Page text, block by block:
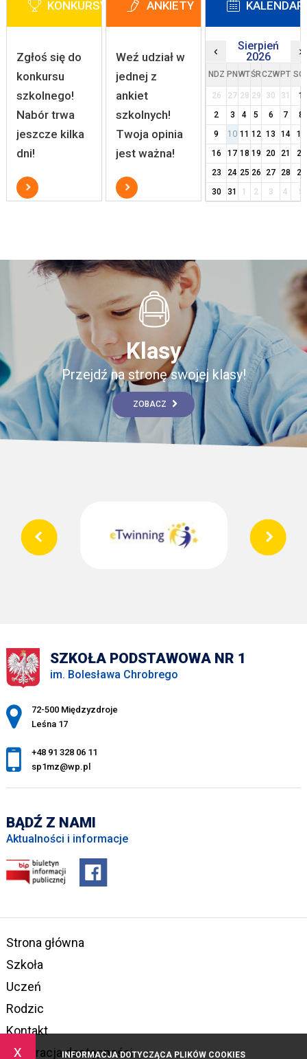
x INFORMACJA DOTYCZĄCA PLIKÓW COOKIES
KONKURSY
Zgłoś się do
konkursu
szkolnego!
Nabór trwa
jeszcze kilka
dni!
ANKIETY
Weź udział w
jednej z
ankiet
szkolnych!
Twoja opinia
jest ważna!
‹
Sierpień
2026
›
NDZ PN WTŚRCZW PT
26 27 28 29 30 31
1
2
3 4 5 6 7
8
9
10 11 12 13 14
15
16
17 18 19 20 21
22
23
24 25 26 27 28
29
30
31 1 2 3 4 5
Klasy
Przejdź na stronę swojej klasy!
ZOBACZ
SZKOŁA PODSTAWOWA NR 1
im. Bolesława Chrobrego
Adres pocztowy:
72-500 Międzyzdroje
Leśna 17
+48 91 328 06 11
sp1mz@wp.pl
BĄDŹ Z NAMI
Aktualności i informacje
Strona główna
Szkoła
Uczeń
Rodzic
Kontakt
Deklaracja dostępności